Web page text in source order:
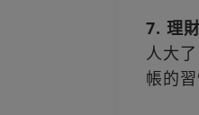
7. 理財
人大
帳的習